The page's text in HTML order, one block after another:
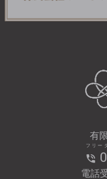
有
フリー
電話